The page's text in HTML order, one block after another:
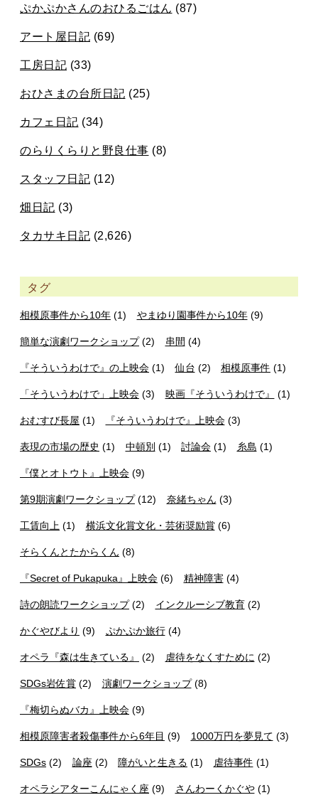
ぷかぷかさんのおひるごはん (87)
アート屋日記 (69)
工房日記 (33)
おひさまの台所日記 (25)
カフェ日記 (34)
のらりくらりと野良仕事 (8)
スタッフ日記 (12)
畑日記 (3)
タカサキ日記 (2,626)
タグ
相模原事件から10年 (1) やまゆり園事件から10年(9)
簡単な演劇ワークショップ(2) 串間 (4)
『そういうわけで』の上映会 (1) 仙台 (2) 相模原事件 (1)
「そういうわけで」上映会 (3) 映画『そういうわけで』 (1)
おむすび長屋 (1) 『そういうわけで』上映会(3)
表現の市場の歴史 (1) 中頓別 (1) 討論会 (1) 糸島 (1)
『僕とオトウト』上映会 (9)
第9期演劇ワークショップ(12) 奈緒ちゃん (3)
工賃向上 (1) 横浜文化賞文化・芸術奨励賞(6)
そらくんとたからくん (8)
『Secret of Pukapuka』上映会 (6) 精神障害(4)
詩の朗読ワークショップ(2) インクルーシブ教育(2)
かぐやびより (9) ぷかぷか旅行(4)
オペラ『森は生きている』 (2) 虐待をなくすために (2)
SDGs岩佐賞 (2) 演劇ワークショップ(8)
『梅切らぬバカ』上映会 (9)
相模原障害者殺傷事件から6年目 (9) 1000万円を夢見て (3)
SDGs (2) 論座 (2) 障がいと生きる (1) 虐待事件 (1)
オペラシアターこんにゃく座 (9) さんわーくかぐや(1)